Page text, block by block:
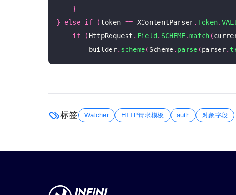
}
}
else if ( token == XContentParser. Token.
if
( HttpRequest . Field . SCHEME .match (
        builder
. scheme( Scheme . parse (parser.
标签 Watcher HTTP请求模板 auth 对象字段